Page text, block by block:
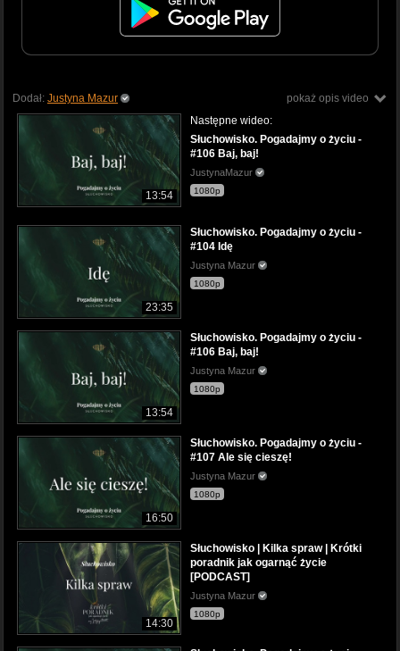
pokaż opis video
Dodał: Justyna Mazur
13:54
Następne wideo:
Słuchowisko. Pogadajmy o życiu -
#106 Baj, baj!
JustynaMazur
1080p
23:35
Słuchowisko. Pogadajmy o życiu -
#104 Idę
Justyna Mazur
1080p
13:54
Słuchowisko. Pogadajmy o życiu -
#106 Baj, baj!
Justyna Mazur
1080p
16:50
Słuchowisko. Pogadajmy o życiu -
#107 Ale się cieszę!
Justyna Mazur
1080p
14:30
Słuchowisko | Kilka spraw | Krótki
poradnik jak ogarnąć życie
[PODCAST]
Justyna Mazur
1080p